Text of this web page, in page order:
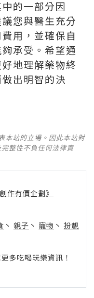
的一部分因
您與醫生充分
用，並確保自
承受。希望通
地理解藥物終
出明智的決
本站的立場。因此本站對
整性不負任何法律責
作有價企劃》
丶 親子 丶 寵物 丶 扮靚
多吃喝玩樂資訊！